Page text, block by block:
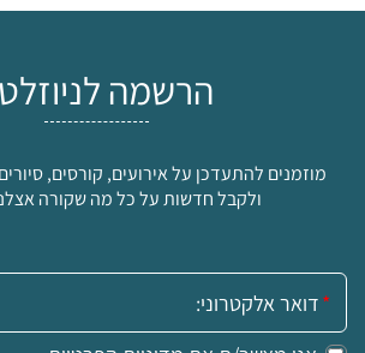
הרשמה
מוזמנים להתעדכן על אירועים, קורסים,
ולקבל חדשות על כל מה שקורה
אימייל: